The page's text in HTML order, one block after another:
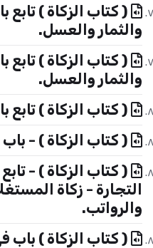
( كتاب الزكاة )
والثمار والعسل.
( كتاب الزكاة )
والثمار والعسل.
( كتاب الزكاة ) تابع
( كتاب الزكاة ) -
( كتاب الزكاة ) -
التجارة - زكاة
والرواتب.
( كتاب الزكاة ) باب